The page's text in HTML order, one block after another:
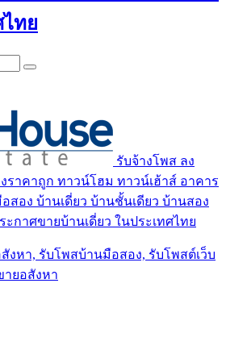
ไทย
รับจ้างโพส ลง
ราคาถูก ทาวน์โฮม ทาวน์เฮ้าส์ อาคาร
อง บ้านเดี่ยว บ้านชั้นเดียว บ้านสอง
กาศขายบ้านเดี่ยว ในประเทศไทย
งหา, รับโพสบ้านมือสอง, รับโพสต์เว็บ
ายอสังหา